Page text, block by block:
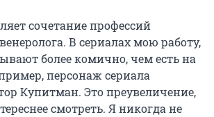
сочетание профессий
В сериалах мою работу,
более комично, чем есть на
персонаж сериала
Купитман. Это преувеличение,
смотреть. Я никогда не